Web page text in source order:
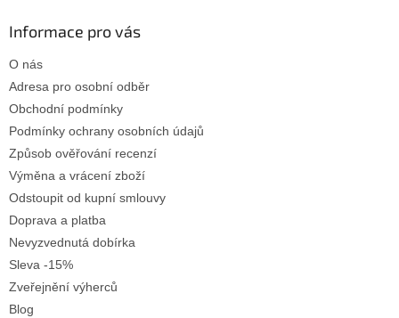
Informace pro vás
O nás
Adresa pro osobní odběr
Obchodní podmínky
Podmínky ochrany osobních údajů
Způsob ověřování recenzí
Výměna a vrácení zboží
Odstoupit od kupní smlouvy
Doprava a platba
Nevyzvednutá dobírka
Sleva -15%
Zveřejnění výherců
Blog